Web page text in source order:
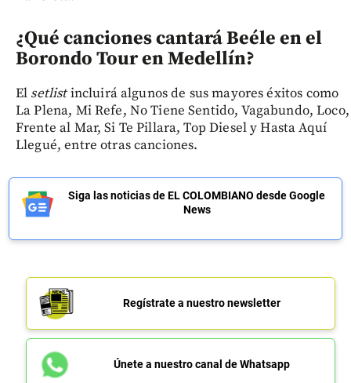
¿Qué canciones cantará Beéle en el
Borondo Tour en Medellín?
El setlistincluirá algunos de sus mayores éxitos como
La Plena, Mi Refe, No Tiene Sentido, Vagabundo, Loco,
Frente al Mar, Si Te Pillara, Top Diesel y Hasta Aquí
Llegué, entre otras canciones.
Siga las noticias de EL COLOMBIANO desde Google
News
Regístrate a nuestro newsletter
Únete a nuestro canal de Whatsapp